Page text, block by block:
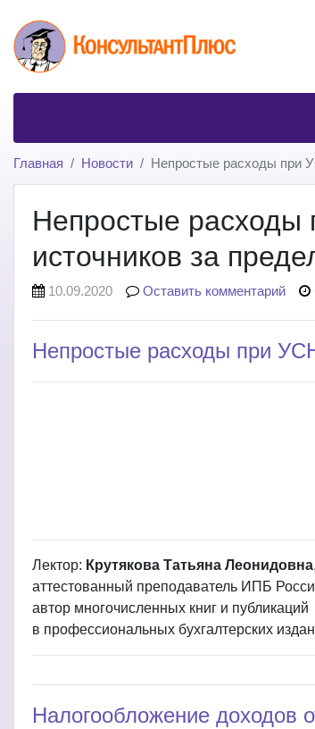
Главная Новости Непростые расходы при
Непростые расходы
источников за
10.09.2020 Оставить комментарий
Непростые расходы при
Лектор: Крутякова Татьяна Леонидовна,
аттестованный преподаватель ИПБ
автор многочисленных книг и публикаций
в профессиональных бухгалтерских
Налогообложение доходов